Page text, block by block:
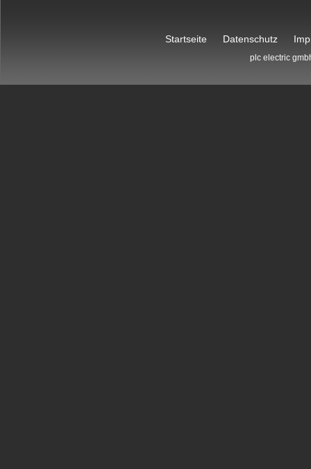
Startseite Datenschutz
plc electric